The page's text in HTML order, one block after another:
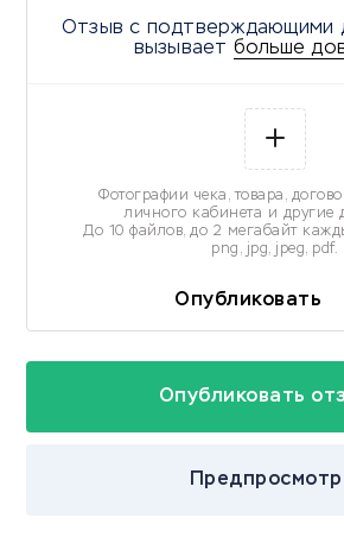
Отзыв с подтверждающими
вызывает больше
Опубликовать
Фотографии чека, товара,
личного кабинета и другие
До 10 файлов, до 2 мегабайт
png, jpg, jpeg, pdf.
Предпросмотр